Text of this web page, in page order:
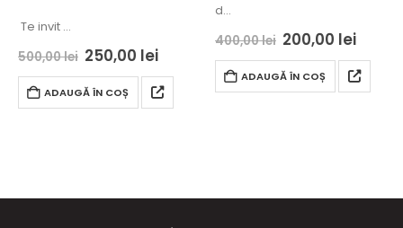
Te invit …
500,00lei 250,00 lei
ADAUGĂ ÎN COȘ
d…
400,00lei 200,00 lei
ADAUGĂ ÎN COȘ